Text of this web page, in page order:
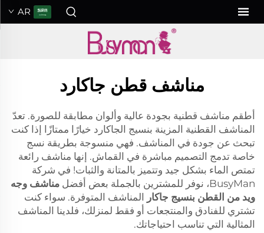
AR
مناشف قطن جاكارد
أطقم مناشف قطنية بجودة عالية وألوان مطابقة للصورة. تعدّ
المناشف القطنية المزينة بنسيج الجاكارد خيارًا ممتازًا إذا كنت
تبحث عن جودة في المناشف. فهي منسوجة بطريقة نسج
خاصة تدمج التصميم مباشرة في القماش. إنها مناشف رائعة
تمتص الماء بشكل جيد وتتميز بالمتانة والثبات! في شركة
BusyMan، نوفر للمشترين بالجملة بعض أفضل
مناشف وجه
ويد من القطن بنسيج جاكار
المناشف المتوفرة. سواء كنت
تشتري للفنادق والمنتجعات أو فقط لمنزلك، فلدينا المناشف
المثالية التي تناسب احتياجاتك.